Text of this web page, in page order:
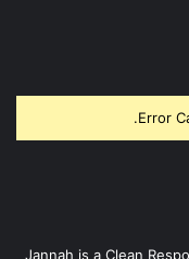
Error
Jannah is a Clean